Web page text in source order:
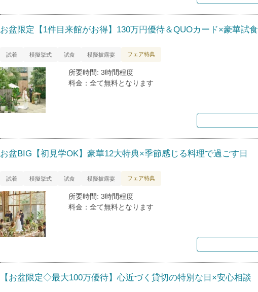
お盆限定【1件目来館がお得】130万円優待＆QUOカード×豪華試食
試着 模擬挙式 試食 模擬披露宴 フェア特典
所要時間: 3時間程度
料金：全て無料となります
お盆BIG【初見学OK】豪華12大特典×季節感じる料理で過ごす日
試着 模擬挙式 試食 模擬披露宴 フェア特典
所要時間: 3時間程度
料金：全て無料となります
【お盆限定◇最大100万優待】心近づく貸切の特別な日×安心相談